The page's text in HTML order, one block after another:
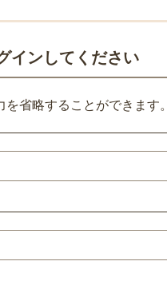
インしてください
省略することができます。